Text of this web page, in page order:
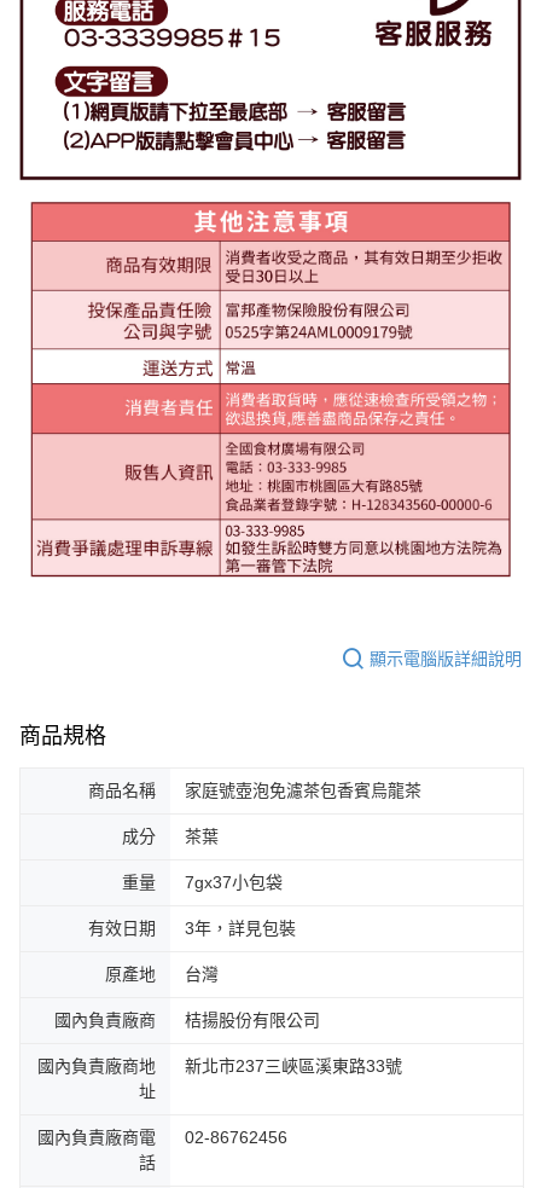
顯示電腦版詳細說明
商品規格
商品名稱 家庭號壺泡免濾茶包香賓烏龍茶
成分 茶葉
重量 7gx37小包袋
有效日期 3年，詳見包裝
原產地 台灣
國內負責廠商 桔揚股份有限公司
國內負責廠商地
址
新北市237三峽區溪東路33號
國內負責廠商電
話
02-86762456